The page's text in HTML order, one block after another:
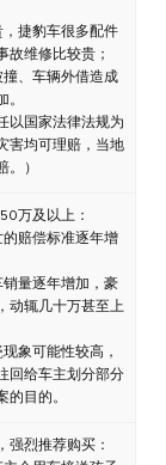
捷豹车很多配件
故维修比较贵；
、车辆外借造成
。
以国家法律法规为
害均可理赔，当地
。）
万及以上：
赔偿标准逐年增
量逐年增加，豪
动辄几十万甚至上
象可能性较高，
回给车主划分部分
的目的。
强烈推荐购买：